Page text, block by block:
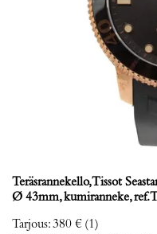
Teräsrannekello, Tissot
Ø 43mm, kumiranneke, ref.
Tarjous:380 € (1)